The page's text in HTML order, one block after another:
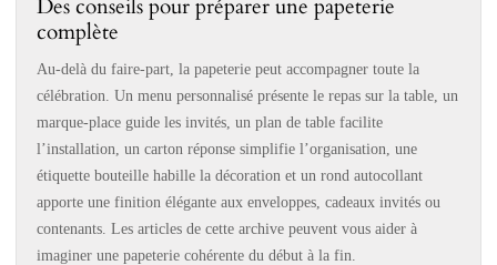
Des conseils pour préparer une papeterie
complète
Au-delà du faire-part, la papeterie peut accompagner toute la
célébration. Un menu personnalisé présente le repas sur la table, un
marque-place guide les invités, un plan de table facilite
l’installation, un carton réponse simplifie l’organisation, une
étiquette bouteille habille la décoration et un rond autocollant
apporte une finition élégante aux enveloppes, cadeaux invités ou
contenants. Les articles de cette archive peuvent vous aider à
imaginer une papeterie cohérente du début à la fin.